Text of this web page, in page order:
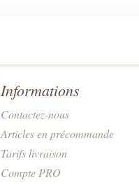
Informations
Contactez-nous
Articles en précommande
Tarifs livraison
Compte PRO